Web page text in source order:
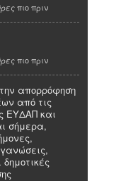
πιο πριν
πιο πριν
απορρόφηση
από τις
ΕΥΔΑΠ και
σήμερα,